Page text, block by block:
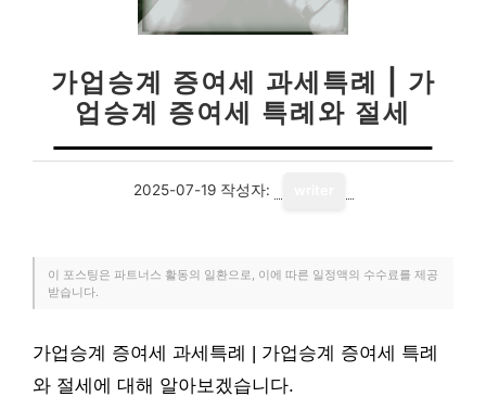
가업승계 증여세 과세특례 | 가
업승계 증여세 특례와 절세
2025-07-19 작성자:
이 포스팅은 파트너스 활동의 일환으로, 이에 따른 일정액의 수수료를 제공
받습니다.
가업승계 증여세 과세특례 | 가업승계 증여세 특례
와 절세에 대해 알아보겠습니다.